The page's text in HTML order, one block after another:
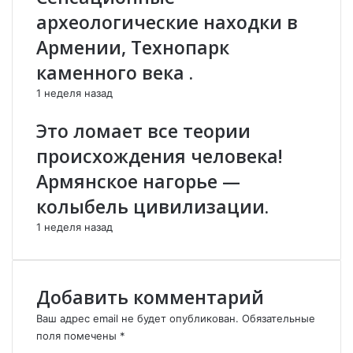
к
и
м
о
р
й
о
?
археологические находки в
Армении, Технопарк
каменного века .
1 неделя назад
Это ломает все теории
происхождения человека!
Армянское нагорье —
колыбель цивилизации.
1 неделя назад
Добавить комментарий
Ваш адрес email не будет опубликован. Обязательные
поля помечены *